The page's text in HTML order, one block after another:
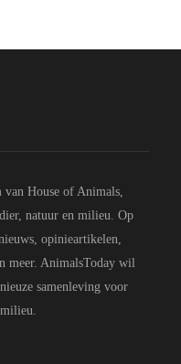
House of Animals,
natuur en milieu. Op
opinieartikelen,
meer. AnimalsToday wil
samenleving voor